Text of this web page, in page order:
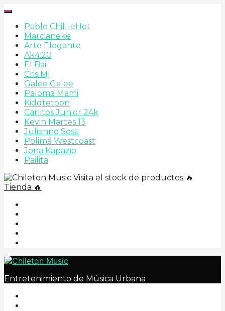
Pablo Chill-eHot
Marcianeke
Arte Elegante
Ak4:20
El Bai
Cris Mj
Galee Galee
Paloma Mami
Kiddtetoon
Carlitos Junior 24k
Kevin Martes 13
Julianno Sosa
Polimá Westcoast
Jona Kapazio
Pailita
Visita el stock de productos 🔥
Tienda 🔥
Entretenimiento de Música Urbana